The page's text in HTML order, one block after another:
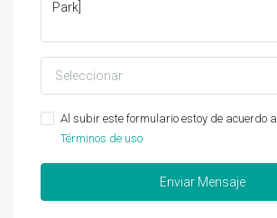
Seleccionar
Al subir este formulario estoy de acuerdo a
Términos de uso
Enviar Mensaje